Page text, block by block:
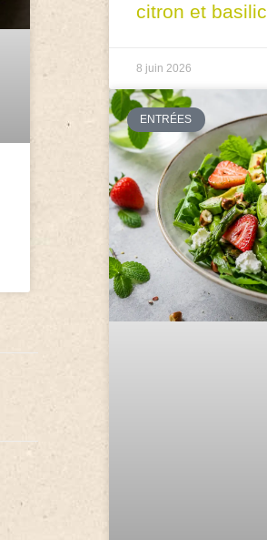
citron et basilic
8 juin 2026
ENTRÉES